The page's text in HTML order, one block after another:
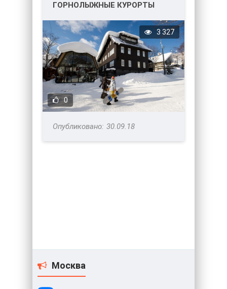
ГОРНОЛЫЖНЫЕ КУРОРТЫ
0
3 327
30.09.18
Москва